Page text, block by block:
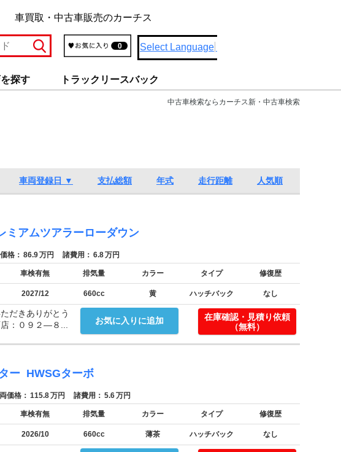
車買取・中古車販売のカーチス
0 Select Language
探す トラックリースバック
中古車検索ならカーチス新・中古車検索
車両登録日 ▼ 支払総額 年式 走行距離 人気順
ミアムツアラーローダウン
格： 86.9万円 諸費用： 6.8万円
車検有無 排気量 カラー タイプ 修復歴
2027/12 660cc 黄 ハッチバック なし
お気に入りに追加
だきありがとう
：０９２—８...
在庫確認・見積り依頼
（無料）
ー HWSGターボ
価格： 115.8万円 諸費用： 5.6万円
車検有無 排気量 カラー タイプ 修復歴
2026/10 660cc 薄茶 ハッチバック なし